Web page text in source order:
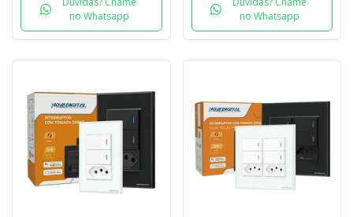
no Whatsapp
no Whatsapp